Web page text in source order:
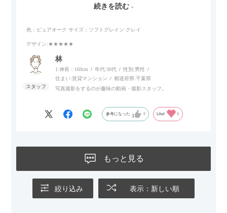
リラックスタイムによさそうでした。回転タイプなので、個人
す。
続きを読む
色：ピュアオーク サイズ：ソフトグレイン クレイ
デザイン:★★★★★
林
1:伸長：169cm 年代:30代 性別:男性
住まい:賃貸マンション 都道府県:千葉県
写真撮影をするのが趣味の動画・撮影スタッフ。
参考になった 0 Like! 0
もっと見る
絞り込み 表示：新しい順